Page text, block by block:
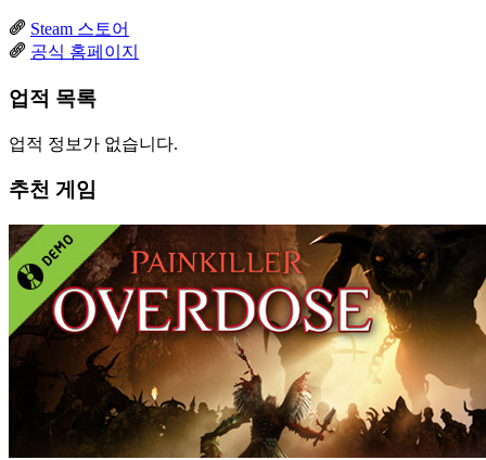
Steam 스토어
공식 홈페이지
업적 목록
업적 정보가 없습니다.
추천 게임